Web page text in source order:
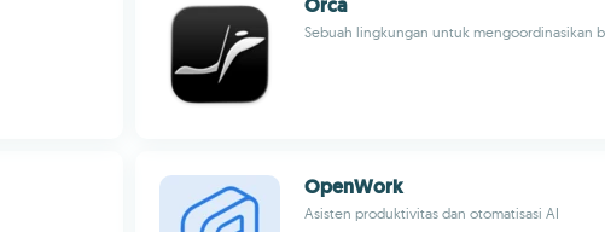
Orca
Sebuah lingkungan untuk mengoordinasikan
OpenWork
Asisten produktivitas dan otomatisasi AI